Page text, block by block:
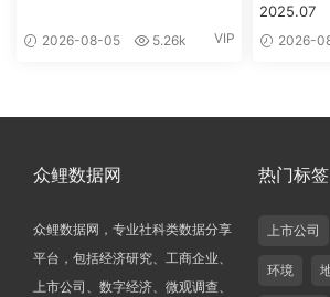
2026-08-05 5.26k VIP
2025.07
2026-
众鲤数据网
众鲤数据网，专业社科类数据分享
平台，包括经济研究、工商企业、
上市公司、数字经济、微观调查、
热门标签
上市公司
环境